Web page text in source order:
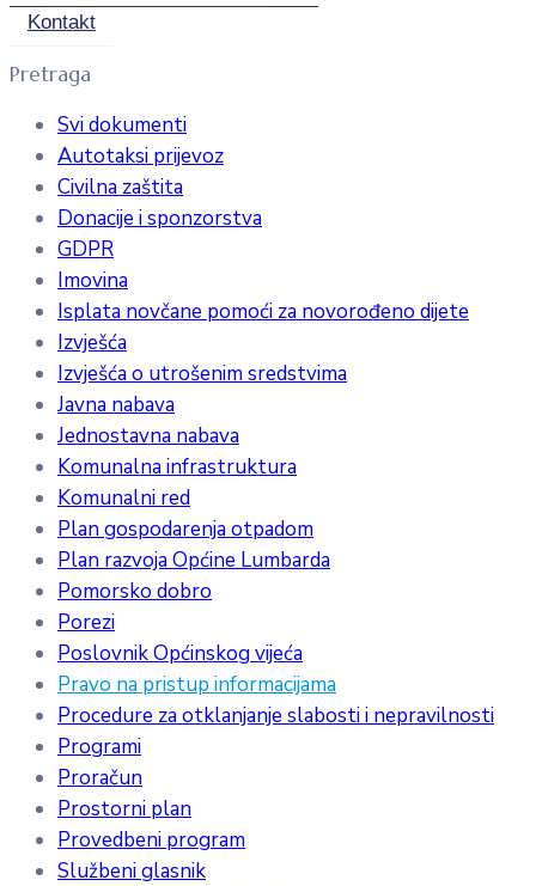
Kontakt
Pretraga
Svi dokumenti
Autotaksi prijevoz
Civilna zaštita
Donacije i sponzorstva
GDPR
Imovina
Isplata novčane pomoći za novorođeno dijete
Izvješća
Izvješća o utrošenim sredstvima
Javna nabava
Jednostavna nabava
Komunalna infrastruktura
Komunalni red
Plan gospodarenja otpadom
Plan razvoja Općine Lumbarda
Pomorsko dobro
Porezi
Poslovnik Općinskog vijeća
Pravo na pristup informacijama
Procedure za otklanjanje slabosti i nepravilnosti
Programi
Proračun
Prostorni plan
Provedbeni program
Službeni glasnik